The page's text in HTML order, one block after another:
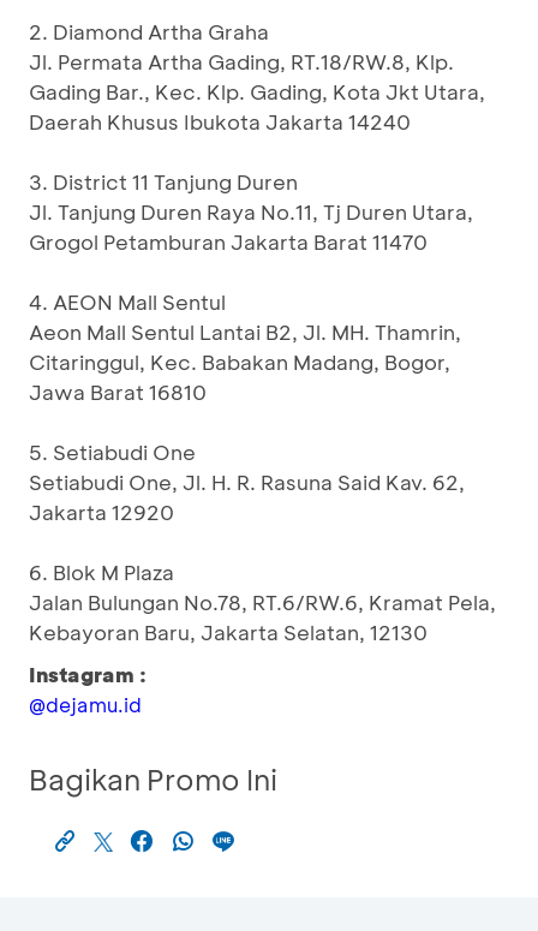
2. Diamond Artha Graha
Jl. Permata Artha Gading, RT.18/RW.8, Klp.
Gading Bar., Kec. Klp. Gading, Kota Jkt Utara,
Daerah Khusus Ibukota Jakarta 14240
3. District 11 Tanjung Duren
Jl. Tanjung Duren Raya No.11, Tj Duren Utara,
Grogol Petamburan Jakarta Barat 11470
4. AEON Mall Sentul
Aeon Mall Sentul Lantai B2, Jl. MH. Thamrin,
Citaringgul, Kec. Babakan Madang, Bogor,
Jawa Barat 16810
5. Setiabudi One
Setiabudi One, Jl. H. R. Rasuna Said Kav. 62,
Jakarta 12920
6. Blok M Plaza
Jalan Bulungan No.78, RT.6/RW.6, Kramat Pela,
Kebayoran Baru, Jakarta Selatan, 12130
Instagram :
@dejamu.id
Bagikan Promo Ini